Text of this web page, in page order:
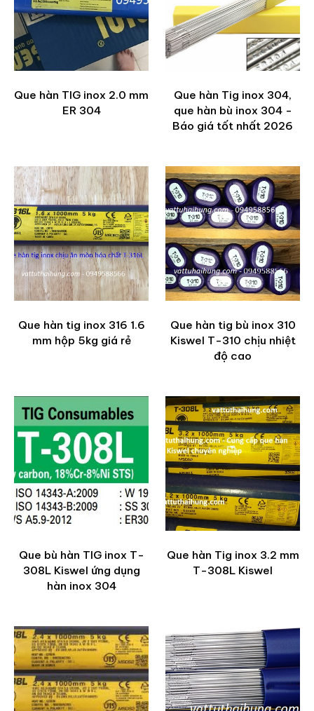
Que hàn TIG inox 2.0 mm
ER 304
Que hàn Tig inox 304,
que hàn bù inox 304 -
Báo giá tốt nhất 2026
Que hàn tig inox 316 1.6
mm hộp 5kg giá rẻ
Que hàn tig bù inox 310
Kiswel T-310 chịu nhiệt
độ cao
Que bù hàn TIG inox T-
308L Kiswel ứng dụng
hàn inox 304
Que hàn Tig inox 3.2 mm
T-308L Kiswel